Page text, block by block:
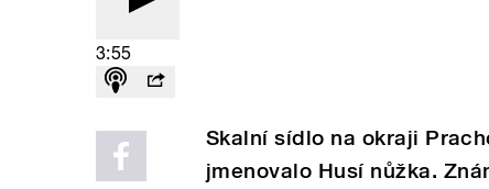
3:55
Skalní sídlo na okraji
jmenovalo Husí nůžka.